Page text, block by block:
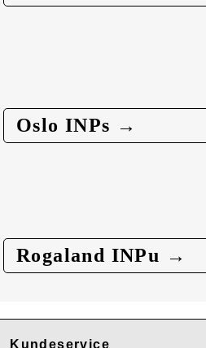
Oslo INPs →
Rogaland INPu →
Kundeservice